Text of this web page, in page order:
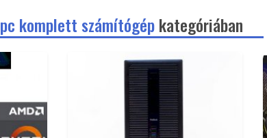
pc komplett számítógépkategóriában